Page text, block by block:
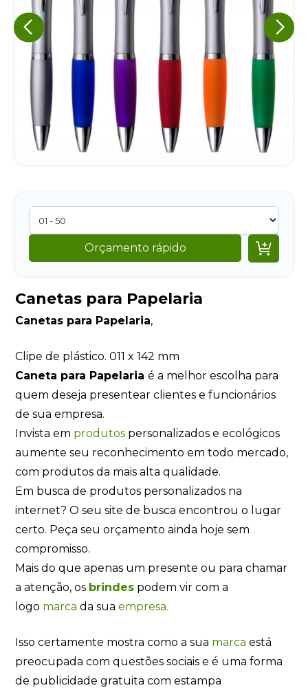
Orçamento rápido 
Canetas para Papelaria
Canetas para Papelaria,
Clipe de plástico. 011 x 142 mm
Caneta para Papelariaé a melhor escolha para
quem deseja presentear clientes e funcionários
de sua empresa.
Invista em produtos personalizados e ecológicos
aumente seu reconhecimento em todo mercado,
com produtos da mais alta qualidade.
Em busca de produtos personalizados na
internet? O seu site de busca encontrou o lugar
certo. Peça seu orçamento ainda hoje sem
compromisso.
Mais do que apenas um presente ou para chamar
a atenção, os brindes podem vir com a
logo marca da suaempresa.
Isso certamente mostra como a sua marca está
preocupada com questões sociais e é uma forma
de publicidade gratuita com estampa
A nossa empresa está comprometida a proteger e respeitar
sua privacidade, utilizaremos seus dados apenas para fins